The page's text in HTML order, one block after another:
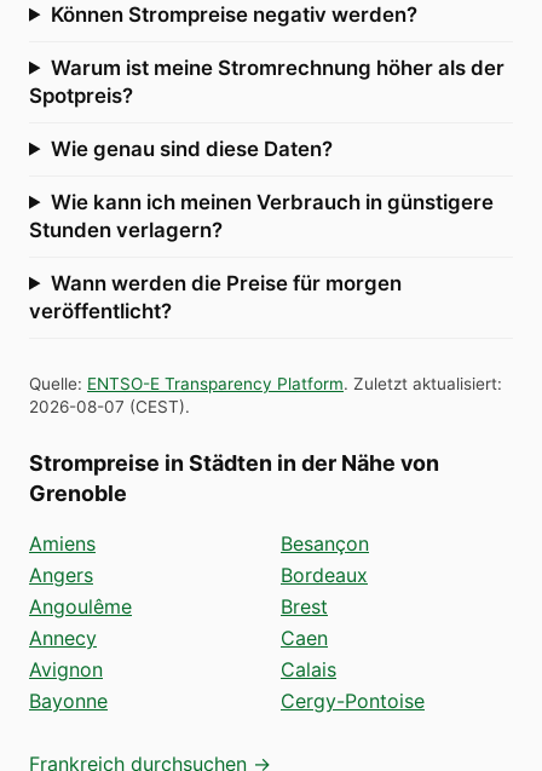
Können Strompreise negativ werden?
Warum ist meine Stromrechnung höher als der
Spotpreis?
Wie genau sind diese Daten?
Wie kann ich meinen Verbrauch in günstigere
Stunden verlagern?
Wann werden die Preise für morgen
veröffentlicht?
Quelle: ENTSO-E Transparency Platform. Zuletzt aktualisiert:
2026-08-07 (CEST).
Strompreise in Städten in der Nähe von
Grenoble
Amiens
Angers
Angoulême
Annecy
Avignon
Bayonne
Besançon
Bordeaux
Brest
Caen
Calais
Cergy-Pontoise
Frankreich durchsuchen →